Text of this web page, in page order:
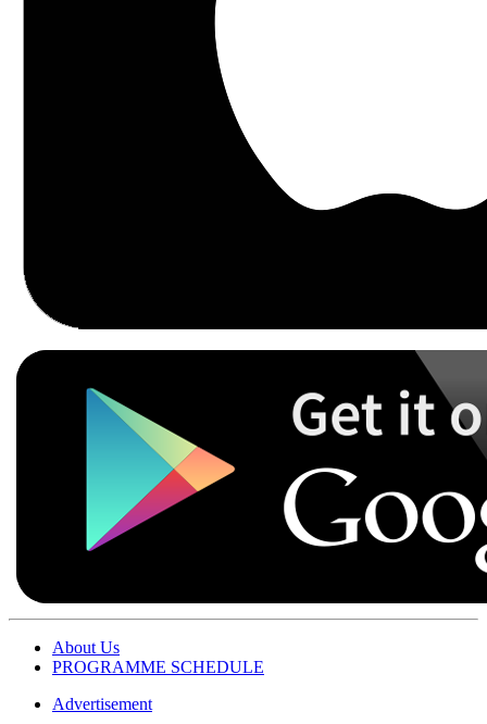
About Us
PROGRAMME SCHEDULE
Advertisement